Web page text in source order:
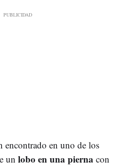
encontrado en uno de los
un lobo en una pierna con